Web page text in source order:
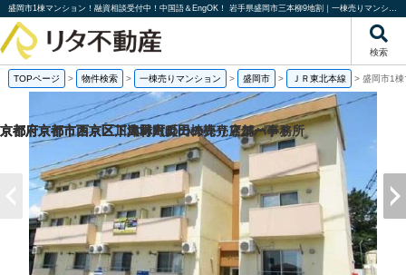
盛岡市1棟マンション！融資相談受付中！中国語＆EngOK！ 岩手県盛岡市三本柳9地割｜一棟売りマンション｜投資物件や収益物件｜株式会社リタ不動産
検索
TOPページ > 物件検索 > 一棟売りマンション > 盛岡市 > ＪＲ東北本線 > 盛岡市1
京都府京都市西京区下津林六反田の売り店舗・事務所
京都府京都市西京区川島野田町の一棟売りアパート
京都府京都市西京区下津林六反田の
京都府京都市下京区二人司町の一棟売りアパート